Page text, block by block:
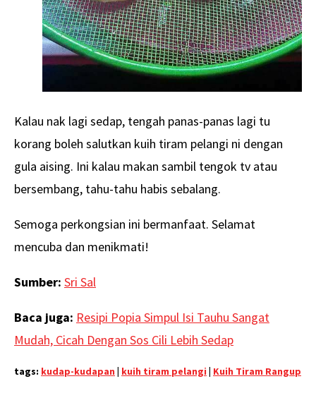
Kalau nak lagi sedap, tengah panas-panas lagi tu
korang boleh salutkan kuih tiram pelangi ni dengan
gula aising. Ini kalau makan sambil tengok tv atau
bersembang, tahu-tahu habis sebalang.
Semoga perkongsian ini bermanfaat. Selamat
mencuba dan menikmati!
Sumber: Sri Sal
Baca juga: Resipi Popia Simpul Isi Tauhu Sangat
Mudah, Cicah Dengan Sos Cili Lebih Sedap
tags: kudap-kudapan | kuih tiram pelangi | Kuih Tiram Rangup